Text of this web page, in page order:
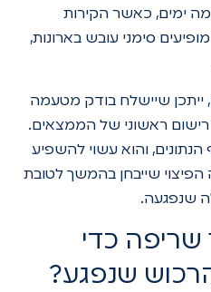
ימים, כאשר הקירות
סימני עובש בארונות,
ייתכן שיישלח בודק מטעמה
רישום ראשוני של הממצאים.
והוא עשוי להשפיע
הפיצוי שייבחן בהמשך לטובת
שנפגעה.
כדי
שנפגע?